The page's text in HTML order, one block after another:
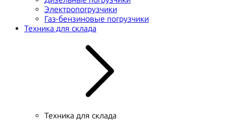
Электропогрузчики
Газ-бензиновые погрузчики
Техника для склада
Техника для склада